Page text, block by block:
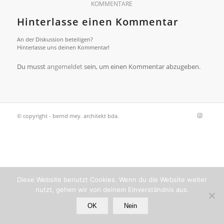
KOMMENTARE
Hinterlasse einen Kommentar
An der Diskussion beteiligen?
Hinterlasse uns deinen Kommentar!
Du musstangemeldetsein, um einen Kommentar abzugeben.
© copyright - bernd mey. architekt bda.
Diese Website benutzt Cookies. Wenn du die Website weiter
nutzt, gehen wir von deinem Einverständnis aus.
OK Nein